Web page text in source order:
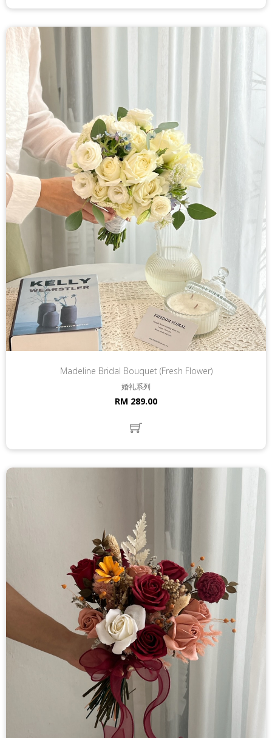
Madeline Bridal Bouquet (Fresh Flower)
婚礼系列
RM 289.00